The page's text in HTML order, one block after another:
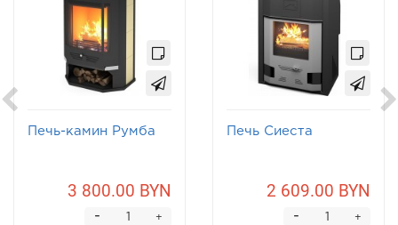
Печь-камин Румба
3 800.00 BYN
+
-
Печь Сиеста
2 609.00 BYN
+
-